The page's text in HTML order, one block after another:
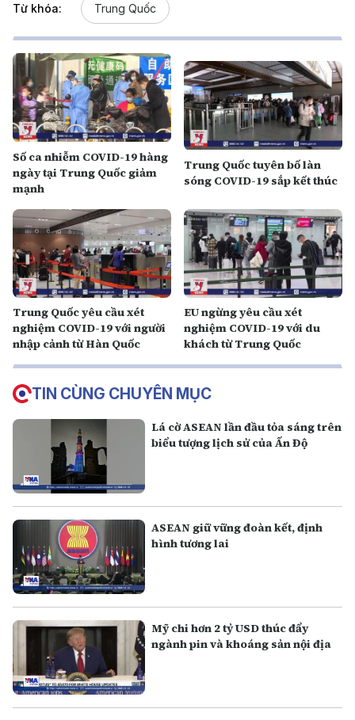
Từ khóa: Trung Quốc
Số ca nhiễm COVID-19 hàng
ngày tại Trung Quốc giảm
mạnh
Trung Quốc tuyên bố làn
sóng COVID-19 sắp kết thúc
Trung Quốc yêu cầu xét
nghiệm COVID-19 với người
nhập cảnh từ Hàn Quốc
EU ngừng yêu cầu xét
nghiệm COVID-19 với du
khách từ Trung Quốc
TIN CÙNG CHUYÊN MỤC
Lá cờ ASEAN lần đầu tỏa sáng trên
biểu tượng lịch sử của Ấn Độ
ASEAN giữ vững đoàn kết, định
hình tương lai
Mỹ chi hơn 2 tỷ USD thúc đẩy
ngành pin và khoáng sản nội địa